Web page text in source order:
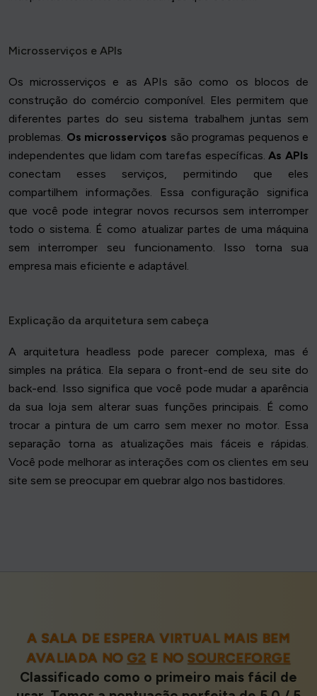
Microsserviços e APIs
Os microsserviços e as APIs são como os blocos de
construção do comércio componível. Eles permitem que
diferentes partes do seu sistema trabalhem juntas sem
problemas. Os microsserviços são programas pequenos e
independentes que lidam com tarefas específicas.As APIs
conectam esses serviços, permitindo que eles
compartilhem informações. Essa configuração significa
que você pode integrar novos recursos sem interromper
todo o sistema. É como atualizar partes de uma máquina
sem interromper seu funcionamento. Isso torna sua
empresa mais eficiente e adaptável.
Explicação da arquitetura sem cabeça
A arquitetura headless pode parecer complexa, mas é
simples na prática. Ela separa o front-end de seu site do
back-end. Isso significa que você pode mudar a aparência
da sua loja sem alterar suas funções principais. É como
trocar a pintura de um carro sem mexer no motor. Essa
separação torna as atualizações mais fáceis e rápidas.
Você pode melhorar as interações com os clientes em seu
site sem se preocupar em quebrar algo nos bastidores.
A SALA DE ESPERA VIRTUAL MAIS BEM
AVALIADA NO G2 E NO SOURCEFORGE
Classificado como o primeiro mais fácil de